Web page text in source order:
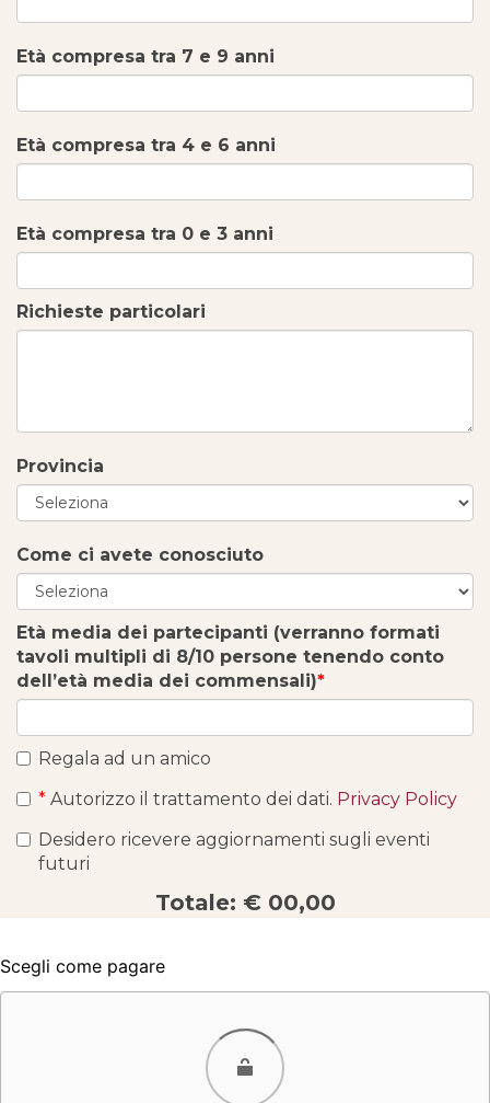
Età compresa tra 7 e 9 anni
Età compresa tra 4 e 6 anni
Età compresa tra 0 e 3 anni
Richieste particolari
Provincia
Come ci avete conosciuto
Età media dei partecipanti (verranno formati
tavoli multipli di 8/10 persone tenendo conto
dell’età media dei commensali)*
Regala ad un amico
* Autorizzo il trattamento dei dati. Privacy Policy
Desidero ricevere aggiornamenti sugli eventi
futuri
Totale: € 00,00
Scegli come pagare